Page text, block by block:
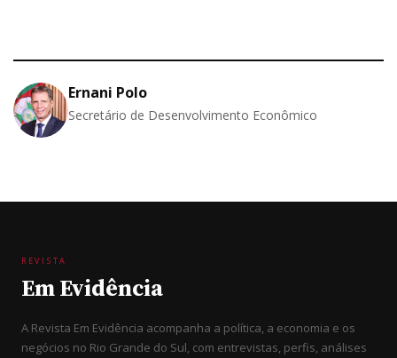
Ernani Polo
Secretário de Desenvolvimento Econômico
REVISTA
Em Evidência
A Revista Em Evidência acompanha a política, a economia e os
negócios no Rio Grande do Sul, com entrevistas, perfis, análises